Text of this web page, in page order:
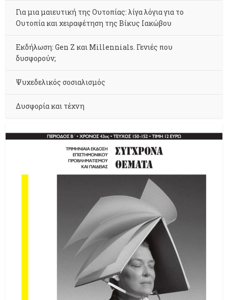
Για μια μαιευτική της Ουτοπίας: λίγα λόγια για το
Ουτοπία και χειραφέτηση της Βίκυς Ιακώβου
Εκδήλωση: Gen Z και Millennials. Γενιές που
δυσφορούν;
Ψυχεδελικός σοσιαλισμός
Δυσφορία και τέχνη